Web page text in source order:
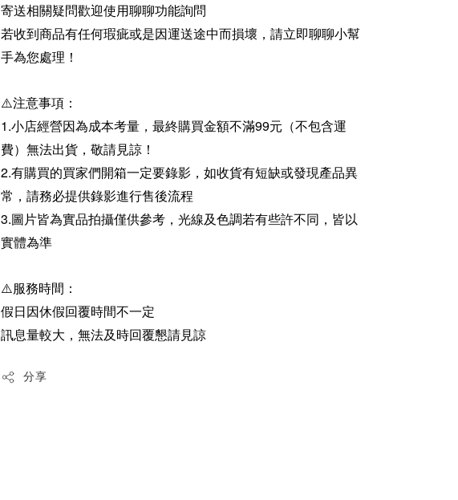
寄送相關疑問歡迎使用聊聊功能詢問
若收到商品有任何瑕疵或是因運送途中而損壞，請立即聊聊小幫
手為您處理！
⚠️注意事項：
1.小店經營因為成本考量，最終購買金額不滿99元（不包含運
費）無法出貨，敬請見諒！
2.有購買的買家們開箱一定要錄影，如收貨有短缺或發現產品異
常，請務必提供錄影進行售後流程
3.圖片皆為實品拍攝僅供參考，光線及色調若有些許不同，皆以
實體為準
⚠️服務時間：
假日因休假回覆時間不一定
訊息量較大，無法及時回覆懇請見諒
分享